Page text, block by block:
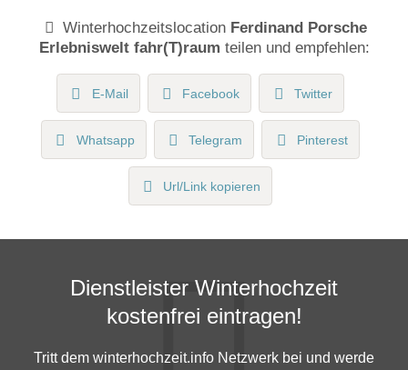
Winterhochzeitslocation Ferdinand Porsche
Erlebniswelt fahr(T)raum teilen und empfehlen:
E-Mail Facebook Twitter
Whatsapp Telegram Pinterest
Url/Link kopieren
Dienstleister Winterhochzeit
kostenfrei eintragen!
Tritt dem winterhochzeit.info Netzwerk bei und werde